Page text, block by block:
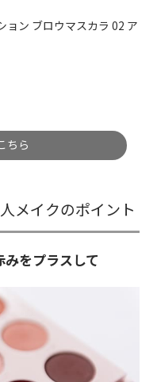
ョン ブロウマスカラ 02 ア
ちら
メイクのポイント
をプラスして